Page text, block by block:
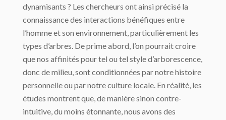
dynamisants ? Les chercheurs ont ainsi précisé la
connaissance des interactions bénéfiques entre
l’homme et son environnement, particulièrement les
types d’arbres. De prime abord, l’on pourrait croire
que nos affinités pour tel ou tel style d’arborescence,
donc de milieu, sont conditionnées par notre histoire
personnelle ou par notre culture locale. En réalité, les
études montrent que, de manière sinon contre-
intuitive, du moins étonnante, nous avons des